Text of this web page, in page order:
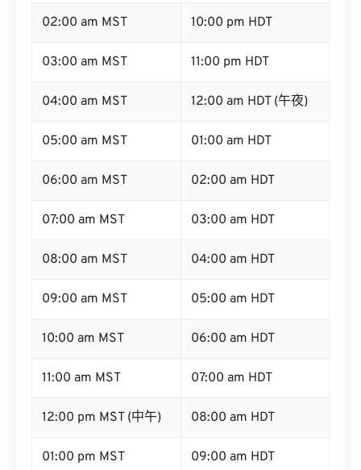
02:00 am MST 10:00 pm HDT
03:00 am MST 11:00 pm HDT
04:00 am MST 12:00 am HDT (午夜)
05:00 am MST 01:00 am HDT
06:00 am MST 02:00 am HDT
07:00 am MST 03:00 am HDT
08:00 am MST 04:00 am HDT
09:00 am MST 05:00 am HDT
10:00 am MST 06:00 am HDT
11:00 am MST 07:00 am HDT
12:00 pm MST (中午) 08:00 am HDT
01:00 pm MST 09:00 am HDT